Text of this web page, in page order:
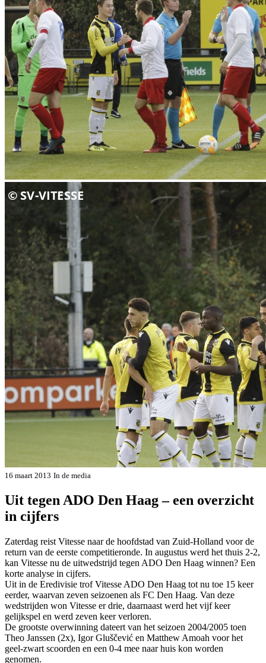
16 maart 2013 In de media
Uit tegen ADO Den Haag – een overzicht
in cijfers
Zaterdag reist Vitesse naar de hoofdstad van Zuid-Holland voor de
return van de eerste competitieronde. In augustus werd het thuis 2-2,
kan Vitesse nu de uitwedstrijd tegen ADO Den Haag winnen? Een
korte analyse in cijfers.
Uit in de Eredivisie trof Vitesse ADO Den Haag tot nu toe 15 keer
eerder, waarvan zeven seizoenen als FC Den Haag. Van deze
wedstrijden won Vitesse er drie, daarnaast werd het vijf keer
gelijkspel en werd zeven keer verloren.
De grootste overwinning dateert van het seizoen 2004/2005 toen
Theo Janssen (2x), Igor Gluščević en Matthew Amoah voor het
geel-zwart scoorden en een 0-4 mee naar huis kon worden
genomen.